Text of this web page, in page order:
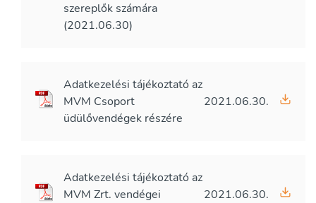
szereplők számára
(2021.06.30)
Adatkezelési tájékoztató az
MVM Csoport
üdülővendégek részére
2021.06.30.
Adatkezelési tájékoztató az
MVM Zrt. vendégei
2021.06.30.